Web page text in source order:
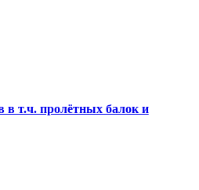
в т.ч. пролётных балок и